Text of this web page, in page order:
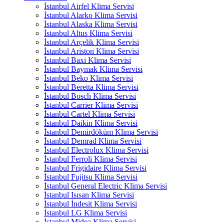
İstanbul Airfel Klima Servisi
İstanbul Alarko Klima Servisi
İstanbul Alaska Klima Servisi
İstanbul Altus Klima Servisi
İstanbul Arçelik Klima Servisi
İstanbul Ariston Klima Servisi
İstanbul Baxi Klima Servisi
İstanbul Baymak Klima Servisi
İstanbul Beko Klima Servisi
İstanbul Beretta Klima Servisi
İstanbul Bosch Klima Servisi
İstanbul Carrier Klima Servisi
İstanbul Cartel Klima Servisi
İstanbul Daikin Klima Servisi
İstanbul Demirdöküm Klima Servisi
İstanbul Demrad Klima Servisi
İstanbul Electrolux Klima Servisi
İstanbul Ferroli Klima Servisi
İstanbul Frigidaire Klima Servisi
İstanbul Fujitsu Klima Servisi
İstanbul General Electric Klima Servisi
İstanbul Isısan Klima Servisi
İstanbul İndesit Klima Servisi
İstanbul LG Klima Servisi